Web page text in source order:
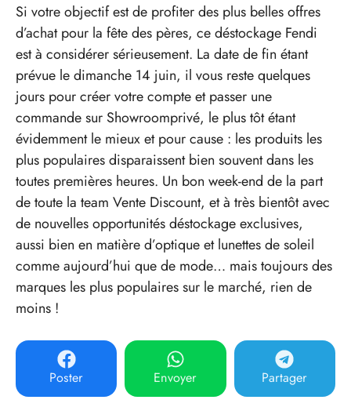
Si votre objectif est de profiter des plus belles offres
d’achat pour la fête des pères, ce déstockage Fendi
est à considérer sérieusement. La date de fin étant
prévue le dimanche 14 juin, il vous reste quelques
jours pour créer votre compte et passer une
commande sur Showroomprivé, le plus tôt étant
évidemment le mieux et pour cause : les produits les
plus populaires disparaissent bien souvent dans les
toutes premières heures. Un bon week-end de la part
de toute la team Vente Discount, et à très bientôt avec
de nouvelles opportunités déstockage exclusives,
aussi bien en matière d’optique et lunettes de soleil
comme aujourd’hui que de mode… mais toujours des
marques les plus populaires sur le marché, rien de
moins !
Poster Envoyer Partager